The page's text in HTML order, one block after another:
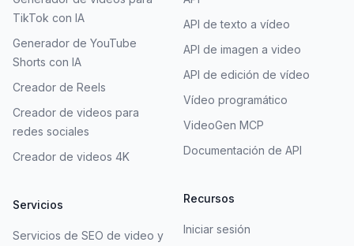
TikTok con IA
Generador de YouTube
Shorts con IA
Creador de Reels
Creador de videos para
redes sociales
Creador de videos 4K
Servicios
Servicios de SEO de video y
API de texto a vídeo
API de imagen a video
API de edición de vídeo
Vídeo programático
VideoGen MCP
Documentación de API
Recursos
Iniciar sesión